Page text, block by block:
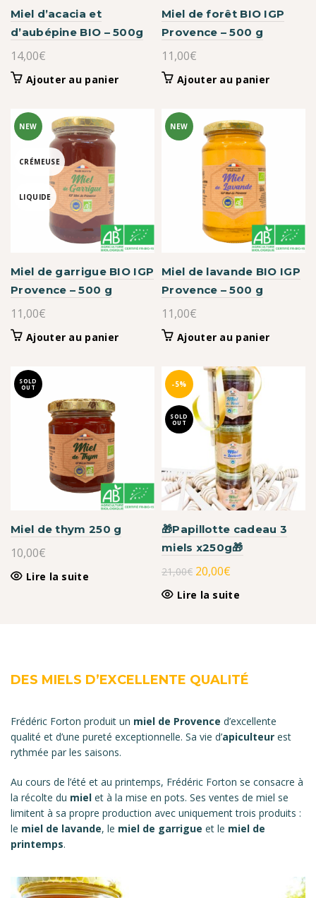
Miel d’acacia et
d’aubépine BIO – 500g
14,00€
Ajouter au panier
Miel de forêt BIO IGP
Provence – 500 g
11,00€
Ajouter au panier
NEW
CRÉMEUSE
LIQUIDE
Miel de garrigue BIO IGP
Provence – 500 g
11,00€
Ajouter au panier
NEW
Miel de lavande BIO IGP
Provence – 500 g
11,00€
Ajouter au panier
SOLD
OUT
Miel de thym 250 g
10,00€
Lire la suite
-5%
SOLD
OUT
🎁Papillotte cadeau 3
miels x250g🎁
21,00€ Le
prix
20,00€
prix
Lire la suite
DES MIELS D’EXCELLENTE QUALITÉ
Frédéric Forton produit un miel de Provence d’excellente
qualité et d’une pureté exceptionnelle. Sa vie d’apiculteur est
rythmée par les saisons.
Au cours de l’été et au printemps, Frédéric Forton se consacre à
la récolte du miel et à la mise en pots. Ses ventes de miel se
limitent à sa propre production avec uniquement trois produits :
le miel de lavande, le miel de garrigue et le miel de
printemps.